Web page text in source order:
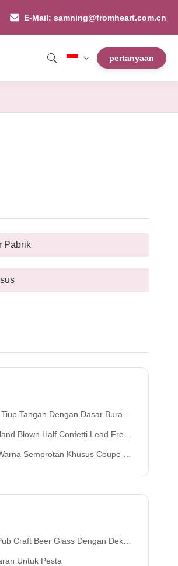
E-Mail: samning@fromheart.com.cn
pertanyaan
Pabrik
Dua Warna Dan Kapasitas 300ml Untuk Anggur Koktail Dan Dekorasi Rumah
Crystal Wine Glass Goblet Set Stylish Durable Pilihan Untuk Layanan Minuman
Buram Gradien Tiga Warna Cocok Untuk Penyajian Koktail Dan Tampilan Bar
Glass Dengan Dekorasi Logo Lingkaran
Untuk Pesta